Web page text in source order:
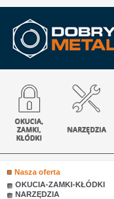
Nasza oferta
OKUCIA-ZAMKI-KŁÓDKI
NARZĘDZIA